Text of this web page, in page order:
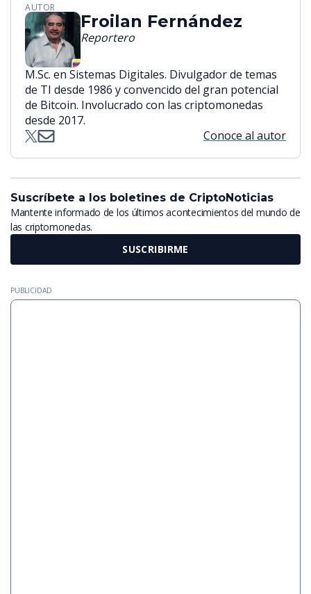
AUTOR
Froilan Fernández
Reportero
M.Sc. en Sistemas Digitales. Divulgador de temas
de TI desde 1986 y convencido del gran potencial
de Bitcoin. Involucrado con las criptomonedas
desde 2017.
Conoce al autor
Suscríbete a los boletines de CriptoNoticias
Mantente informado de los últimos acontecimientos del mundo de
las criptomonedas.
SUSCRIBIRME
PUBLICIDAD